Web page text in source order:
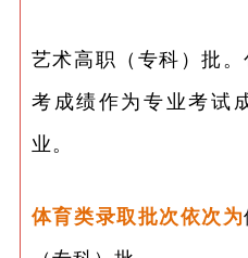
艺术高职（专科）批
考成绩作为专业考试
业。
体育类录取批次依次为